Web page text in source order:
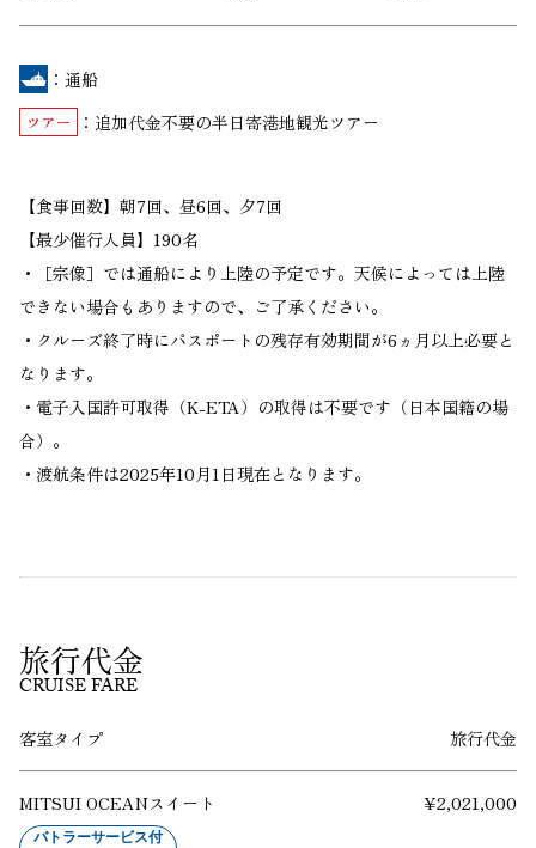
： 通船
： 追加代金不要の半日寄港地観光ツアー
【食事回数】朝7回、昼6回、夕7回
【最少催行人員】190名
・［宗像］では通船により上陸の予定です。天候によっては上陸
できない場合もありますので、ご了承ください。
・クルーズ終了時にパスポートの残存有効期間が6ヵ月以上必要と
なります。
・電子入国許可取得（K-ETA）の取得は不要です（日本国籍の場
合）。
・渡航条件は2025年10月1日現在となります。
旅行代金
CRUISE FARE
客室タイプ 旅行代金
MITSUI OCEANスイート ¥2,021,000
バトラーサービス付